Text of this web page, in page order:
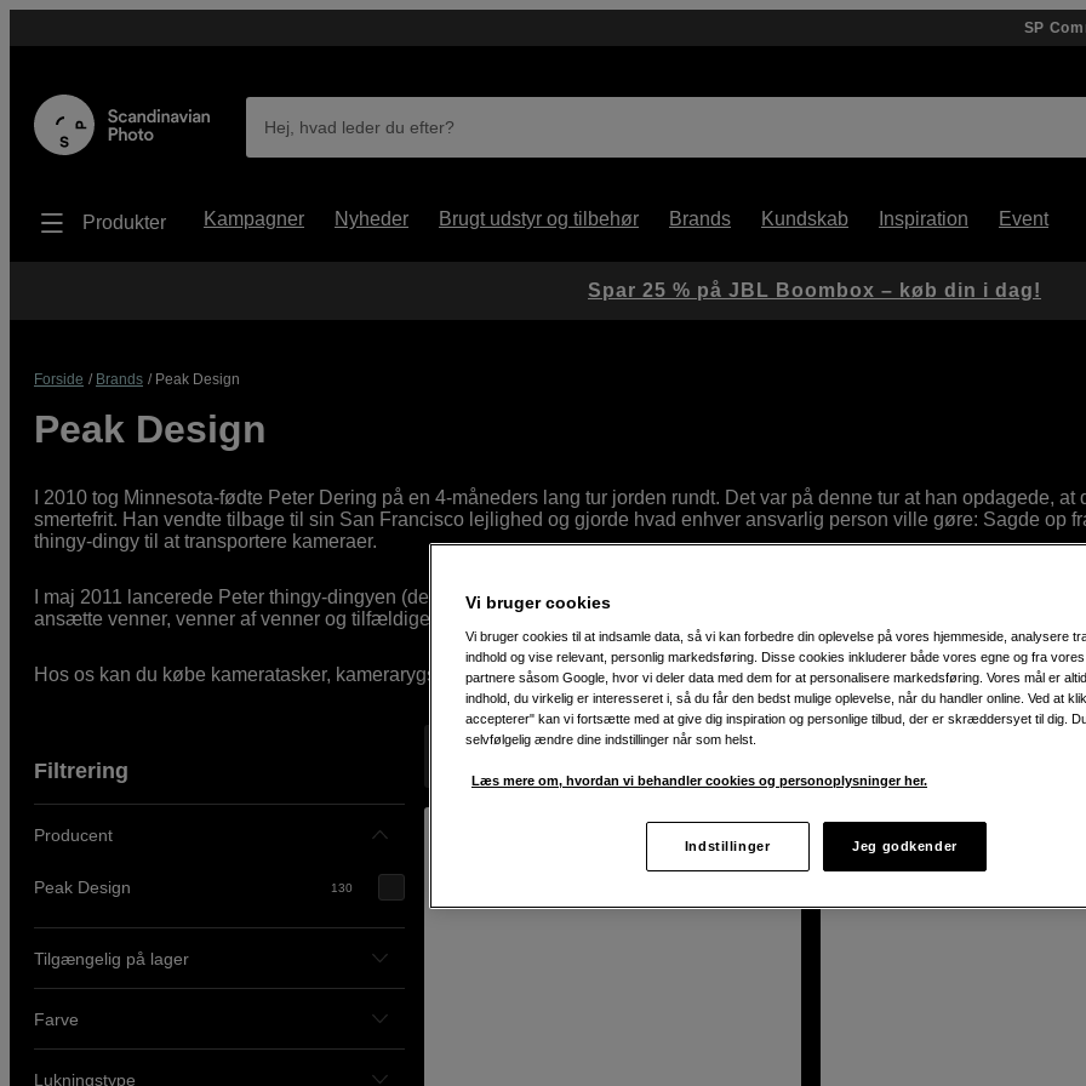
SP
Hej, hvad leder du efter?
Produkter Kampagner Nyheder Brugt udstyr og tilbehør Brands Kundskab Inspiration Event
Forside Brands Peak Design
Peak Design
I 2010 tog Minnesota-fødte Peter Dering på en 4-måneders lang tur jorden rundt. Det var på denne tur at han opdagede,
smertefrit. Han vendte tilbage til sin San Francisco lejlighed og gjorde hvad enhver ansvarlig person ville gøre: Sagde op
thingy-dingy til at transportere kameraer.
I maj 2011 lancerede Peter thingy-dingyen (den vi nu kender som Capture) på crowd funding websitet Kickstarter. Det
ansætte venner, venner af venner og tilfældige mennesker, han mødte til koncerter. Peak Design fik sig selv et lille kontor i
Hos os kan du købe kameratasker, kamerarygsække, kameraremme, håndledsremme, bæreremme, rain cover,
Filtrering
Producent
Peak Design 130
Tilgængelig på lager
Farve
Lukningstype
Spar 25 % på JBL Boombox – køb din i dag!
Vi bruger cookies
Vi bruger cookies til at indsamle data, så vi kan forbedre din oplevelse på vores hjemmeside, analysere
indhold og vise relevant, personlig markedsføring. Disse cookies inkluderer både vores egne og fra
partnere såsom Google, hvor vi deler data med dem for at personalisere markedsføring. Vores mål er
indhold, du virkelig er interesseret i, så du får den bedst mulige oplevelse, når du handler online. Ved at
accepterer" kan vi fortsætte med at give dig inspiration og personlige tilbud, der er skræddersyet til dig.
selvfølgelig ændre dine indstillinger når som helst.
Læs mere om, hvordan vi behandler cookies og personoplysninger her.
Indstillinger Jeg godkender